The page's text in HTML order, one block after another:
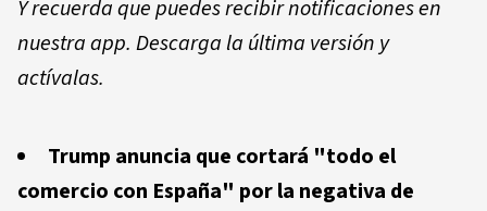
Y recuerda que puedes recibir notificaciones en
nuestra app. Descarga la última versión y
actívalas.
Trump anuncia que cortará "todo el
comercio con España" por la negativa de